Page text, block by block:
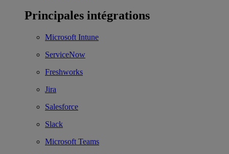
Principales intégrations
Microsoft Intune
ServiceNow
Freshworks
Jira
Salesforce
Slack
Microsoft Teams